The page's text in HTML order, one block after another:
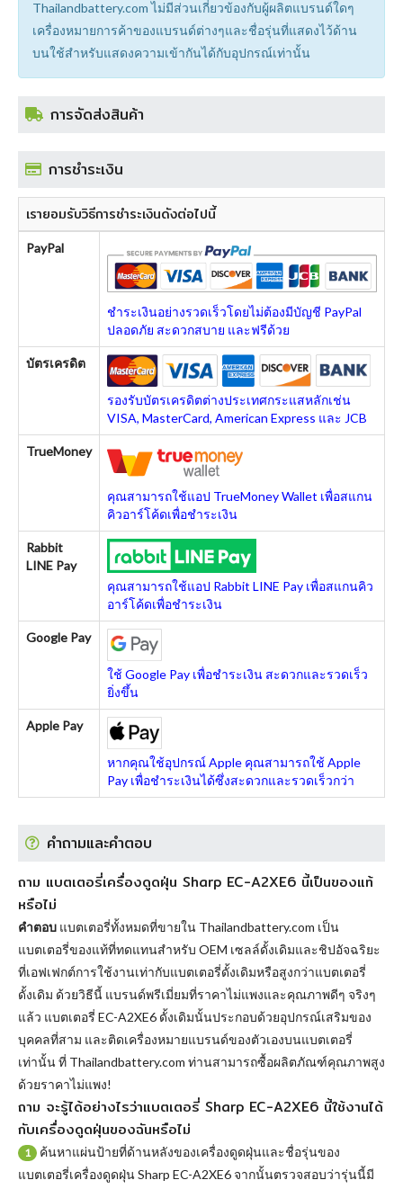
Thailandbattery.com ไม่มีส่วนเกี่ยวข้องกับผู้ผลิตแบรนด์ใดๆ
เครื่องหมายการค้าของแบรนด์ต่างๆและชื่อรุ่นที่แสดงไว้ด้าน
บนใช้สำหรับแสดงความเข้ากันได้กับอุปกรณ์เท่านั้น
การจัดส่งสินค้า
การชำระเงิน
เรายอมรับวิธีการชำระเงินดังต่อไปนี้
PayPal
ชำระเงินอย่างรวดเร็วโดยไม่ต้องมีบัญชี PayPal
ปลอดภัย สะดวกสบาย และฟรีด้วย
บัตรเครดิต
รองรับบัตรเครดิตต่างประเทศกระแสหลักเช่น
VISA, MasterCard, American Express และ JCB
TrueMoney
คุณสามารถใช้แอป TrueMoney Wallet เพื่อสแกน
คิวอาร์โค้ดเพื่อชำระเงิน
Rabbit
LINE Pay
คุณสามารถใช้แอป Rabbit LINE Pay เพื่อสแกนคิว
อาร์โค้ดเพื่อชำระเงิน
Google Pay
ใช้ Google Pay เพื่อชำระเงิน สะดวกและรวดเร็ว
ยิ่งขึ้น
Apple Pay
หากคุณใช้อุปกรณ์ Apple คุณสามารถใช้ Apple
Pay เพื่อชำระเงินได้ซึ่งสะดวกและรวดเร็วกว่า
คำถามและคำตอบ
ถาม แบตเตอรี่เครื่องดูดฝุ่น Sharp EC-A2XE6 นี้เป็นของแท้
หรือไม่
คำตอบ แบตเตอรี่ทั้งหมดที่ขายใน Thailandbattery.com เป็น
แบตเตอรี่ของแท้ที่ทดแทนสำหรับ OEM เซลล์ดั้งเดิมและชิปอัจฉริยะ
ที่เอฟเฟกต์การใช้งานเท่ากับแบตเตอรี่ดั้งเดิมหรือสูงกว่าแบตเตอรี่
ดั้งเดิม ด้วยวิธีนี้ แบรนด์พรีเมี่ยมที่ราคาไม่แพงและคุณภาพดีๆ จริงๆ
แล้ว แบตเตอรี่ EC-A2XE6 ดั้งเดิมนั้นประกอบด้วยอุปกรณ์เสริมของ
บุคคลที่สาม และติดเครื่องหมายแบรนด์ของตัวเองบนแบตเตอรี่
เท่านั้น ที่ Thailandbattery.com ท่านสามารถซื้อผลิตภัณฑ์คุณภาพสูง
ด้วยราคาไม่แพง!
ถาม จะรู้ได้อย่างไรว่าแบตเตอรี่ Sharp EC-A2XE6 นี้ใช้งานได้
กับเครื่องดูดฝุ่นของฉันหรือไม่
1
ค้นหาแผ่นป้ายที่ด้านหลังของเครื่องดูดฝุ่นและชื่อรุ่นของ
แบตเตอรี่เครื่องดูดฝุ่น Sharp EC-A2XE6 จากนั้นตรวจสอบว่ารุ่นนี้มี